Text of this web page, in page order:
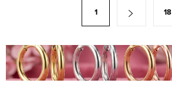
c
í
p
á
n
k
1 18